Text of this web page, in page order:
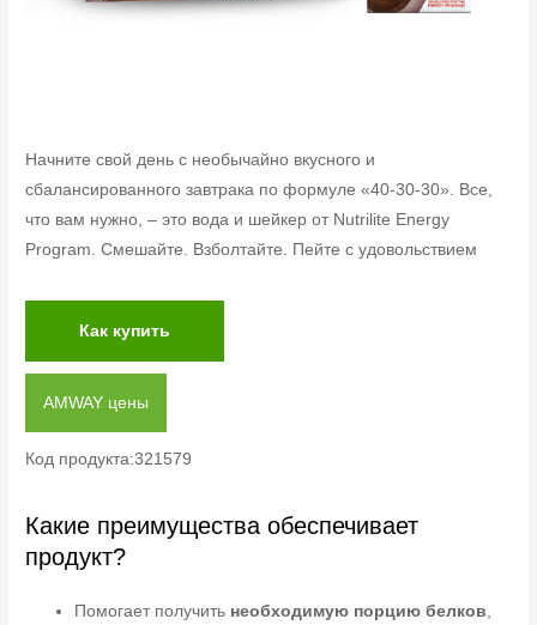
Начните свой день с необычайно вкусного и
сбалансированного завтрака по формуле «40-30-30». Все,
что вам нужно, – это вода и шейкер от Nutrilite Energy
Program. Смешайте. Взболтайте. Пейте с удовольствием
Как купить
AMWAY цены
Код продукта:321579
Какие преимущества обеспечивает
продукт?
Помогает получить необходимую порцию белков